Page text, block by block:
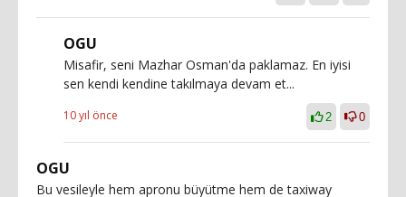
OGU
Misafir, seni Mazhar Osman'da paklamaz. En iyisi
sen kendi kendine takılmaya devam et...
10 yıl önce 2 0
OGU
Bu vesileyle hem apronu büyütme hem de taxiway